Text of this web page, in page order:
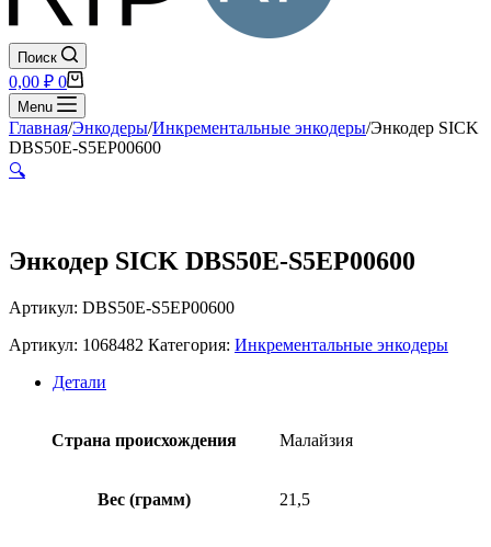
Поиск
Корзина
0,00 ₽ 0
Menu
Главная/Энкодеры/Инкрементальные энкодеры/Энкодер SICK
DBS50E-S5EP00600
🔍
Энкодер SICK DBS50E-S5EP00600
Артикул: DBS50E-S5EP00600
Артикул: 1068482 Категория: Инкрементальные энкодеры
Детали
Страна происхождения Малайзия
Вес (грамм) 21,5